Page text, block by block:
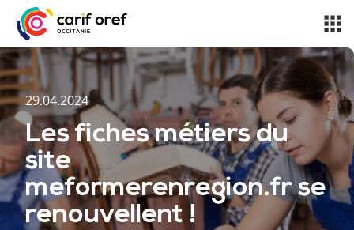
29.04.2024
Les fiches métiers du
site
meformerenregion.fr se
renouvellent !